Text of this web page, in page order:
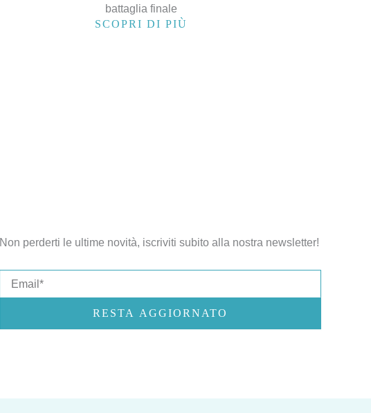
battaglia finale
SCOPRI DI PIÙ
Non perderti le ultime novità, iscriviti subito alla nostra newsletter!
RESTA AGGIORNATO